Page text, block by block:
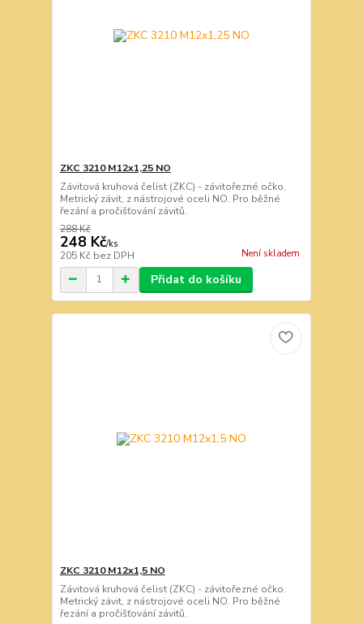
ZKC 3210 M12x1,25 NO
Závitová kruhová čelist (ZKC) - závitořezné očko.
Metrický závit, z nástrojové oceli NO. Pro běžné
řezání a pročišťování závitů.
288 Kč
248 Kč/ks
205 Kč bez DPH Není skladem
Přidat do košíku
ZKC 3210 M12x1,5 NO
Závitová kruhová čelist (ZKC) - závitořezné očko.
Metrický závit, z nástrojové oceli NO. Pro běžné
řezání a pročišťování závitů.